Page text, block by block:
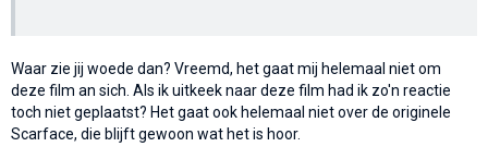
Waar zie jij woede dan? Vreemd, het gaat mij helemaal niet om
deze film an sich. Als ik uitkeek naar deze film had ik zo'n reactie
toch niet geplaatst? Het gaat ook helemaal niet over de originele
Scarface, die blijft gewoon wat het is hoor.